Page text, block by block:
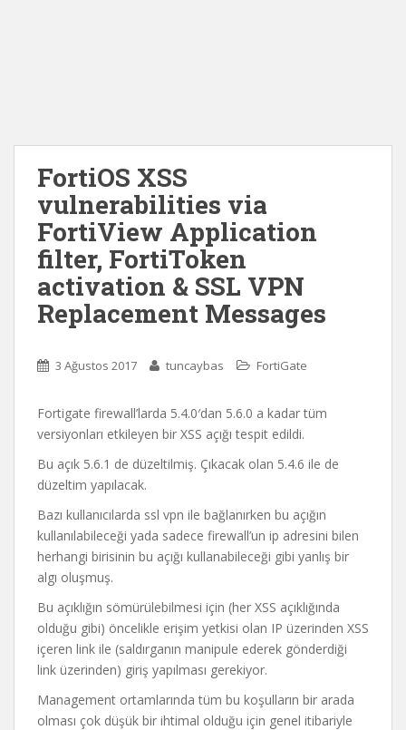
FortiOS XSS
vulnerabilities via
FortiView Application
filter, FortiToken
activation & SSL VPN
Replacement Messages
3 Ağustos 2017 tuncaybas FortiGate
Fortigate firewall’larda 5.4.0′dan 5.6.0 a kadar tüm
versiyonları etkileyen bir XSS açığı tespit edildi.
Bu açık 5.6.1 de düzeltilmiş. Çıkacak olan 5.4.6 ile de
düzeltim yapılacak.
Bazı kullanıcılarda ssl vpn ile bağlanırken bu açığın
kullanılabileceği yada sadece firewall’un ip adresini bilen
herhangi birisinin bu açığı kullanabileceği gibi yanlış bir
algı oluşmuş.
Bu açıklığın sömürülebilmesi için (her XSS açıklığında
olduğu gibi) öncelikle erişim yetkisi olan IP üzerinden XSS
içeren link ile (saldırganın manipule ederek gönderdiği
link üzerinden) giriş yapılması gerekiyor.
Management ortamlarında tüm bu koşulların bir arada
olması çok düşük bir ihtimal olduğu için genel itibariyle